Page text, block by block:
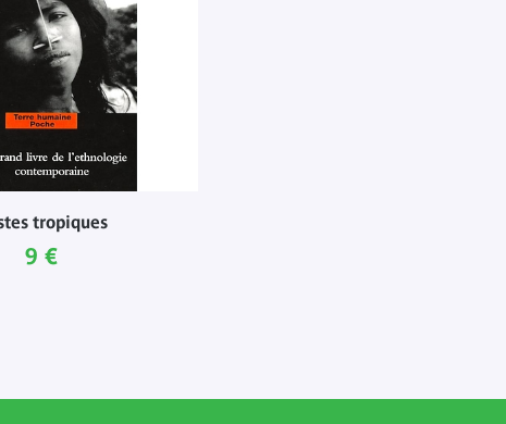
tropiques
Prix ​​actuel
9 €